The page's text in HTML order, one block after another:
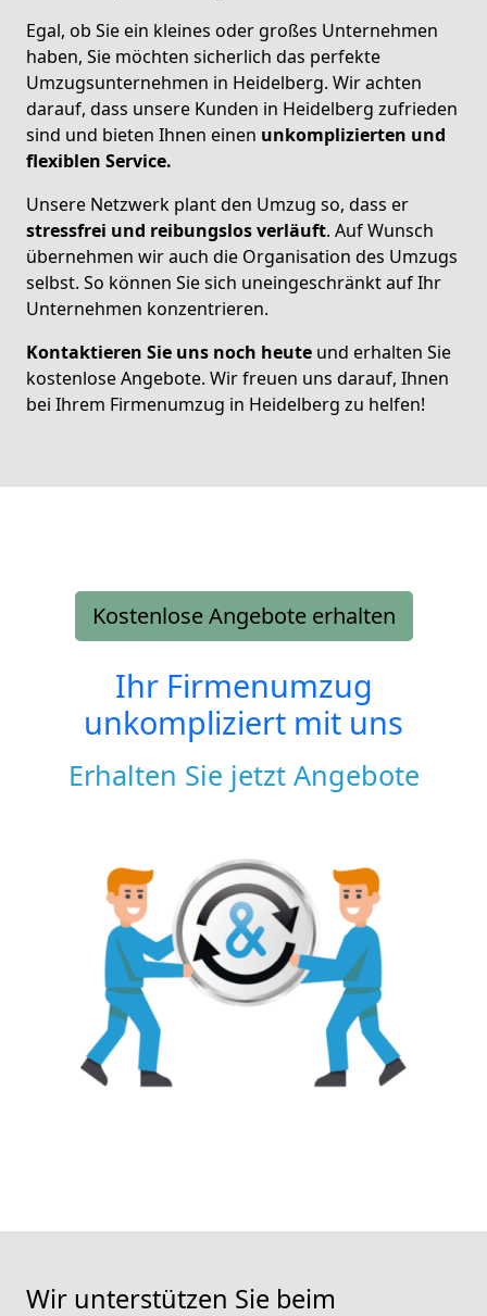
Egal, ob Sie ein kleines oder großes Unternehmen
haben, Sie möchten sicherlich das perfekte
Umzugsunternehmen in Heidelberg. Wir achten
darauf, dass unsere Kunden in Heidelberg zufrieden
sind und bieten Ihnen einen unkomplizierten und
flexiblen Service.
Unsere Netzwerk plant den Umzug so, dass er
stressfrei und reibungslos verläuft. Auf Wunsch
übernehmen wir auch die Organisation des Umzugs
selbst. So können Sie sich uneingeschränkt auf Ihr
Unternehmen konzentrieren.
Kontaktieren Sie uns noch heute und erhalten Sie
kostenlose Angebote. Wir freuen uns darauf, Ihnen
bei Ihrem Firmenumzug in Heidelberg zu helfen!
Kostenlose Angebote erhalten
Ihr Firmenumzug
unkompliziert mit uns
Erhalten Sie jetzt Angebote
Wir unterstützen Sie beim